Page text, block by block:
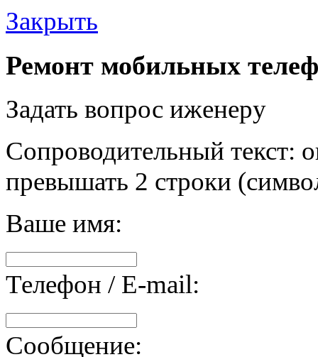
Закрыть
Ремонт мобильных
Задать вопрос иженеру
Сопроводительный текст:
превышать 2 строки
Ваше имя:
Телефон / E-mail:
Сообщение: